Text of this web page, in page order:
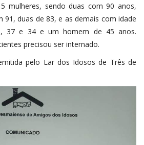
mulheres, sendo duas com 90 anos,
91, duas de 83, e as demais com idade
37 e 34 e um homem de 45 anos.
precisou ser internado.
pelo Lar dos Idosos de Três de